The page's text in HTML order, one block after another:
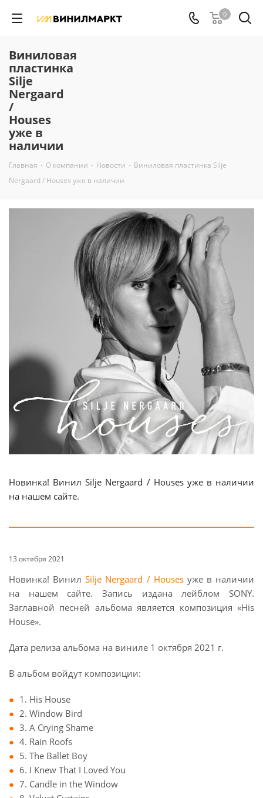
0
Виниловая
пластинка
Silje
Nergaard
/
Houses
уже в
наличии
Главная - О компании - Новости - Виниловая пластинка Silje
Nergaard / Houses уже в наличии
Новинка! Винил Silje Nergaard / Houses уже в наличии
на нашем сайте.
13 октября 2021
Новинка! ВинилSilje Nergaard / Housesуже в наличии
на нашем сайте. Запись издана лейблом SONY.
Заглавной песней альбома является композиция «His
House».
Дата релиза альбома на виниле 1 октября 2021 г.
В альбом войдут композиции:
1. His House
2. Window Bird
3. A Crying Shame
4. Rain Roofs
5. The Ballet Boy
6. I Knew That I Loved You
7. Candle in the Window